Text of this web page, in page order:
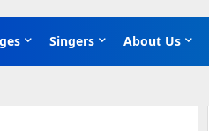
Singers About Us